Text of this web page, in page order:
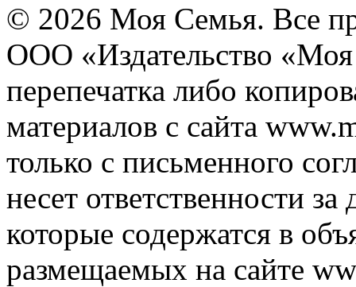
© 2026 Моя Семья. Все
ООО «Издательство
перепечатка либо
материалов с сайта
только с письменного
несет ответственности
которые содержатся в
размещаемых на сайте